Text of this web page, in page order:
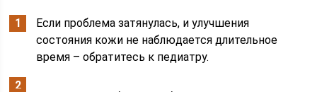
Если проблема затянулась, и улучшения
состояния кожи не наблюдается длительное
время – обратитесь к педиатру.